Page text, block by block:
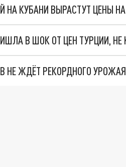
НА КУБАНИ ВЫРАСТУТ ЦЕНЫ
В ШОК ОТ ЦЕН ТУРЦИИ,